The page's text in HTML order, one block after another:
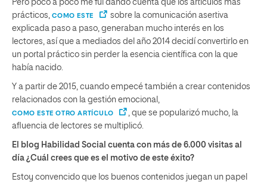
Pero poco a poco me fui dando cuenta que los artículos más
prácticos, COMO ESTE
sobre la comunicación asertiva
explicada paso a paso, generaban mucho interés en los
lectores, así que a mediados del año 2014 decidí convertirlo en
un portal práctico sin perder la esencia científica con la que
había nacido.
Y a partir de 2015, cuando empecé también a crear contenidos
relacionados con la gestión emocional,
COMO ESTE OTRO ARTÍCULO
, que se popularizó mucho, la
afluencia de lectores se multiplicó.
El blog Habilidad Social cuenta con más de 6.000 visitas al
día ¿Cuál crees que es el motivo de este éxito?
Estoy convencido que los buenos contenidos juegan un papel